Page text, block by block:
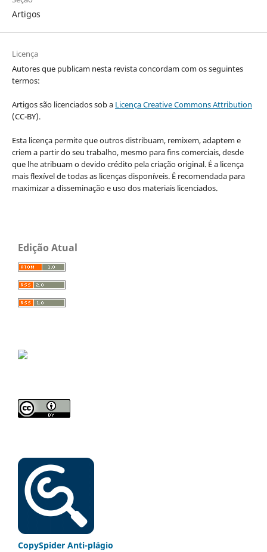
Artigos
Licença
Autores que publicam nesta revista concordam com os seguintes
termos:
Artigos são licenciados sob a Licença Creative Commons Attribution
(CC-BY).
Esta licença permite que outros distribuam, remixem, adaptem e
criem a partir do seu trabalho, mesmo para fins comerciais, desde
que lhe atribuam o devido crédito pela criação original. É a licença
mais flexível de todas as licenças disponíveis. É recomendada para
maximizar a disseminação e uso dos materiais licenciados.
Edição Atual
CopySpider Anti-plágio